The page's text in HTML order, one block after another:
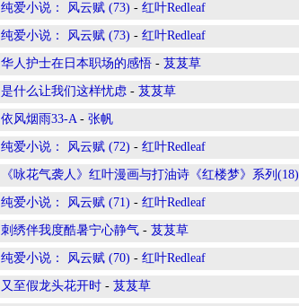
纯爱小说： 风云赋 (73) - 红叶Redleaf
纯爱小说： 风云赋 (73) - 红叶Redleaf
华人护士在日本职场的感悟 - 芨芨草
是什么让我们这样忧虑 - 芨芨草
依风烟雨33-A- 张帆
纯爱小说： 风云赋 (72) - 红叶Redleaf
《咏花气袭人》红叶漫画与打油诗《红楼梦》系列(18)
纯爱小说： 风云赋 (71) - 红叶Redleaf
刺绣伴我度酷暑宁心静气 - 芨芨草
纯爱小说： 风云赋 (70) - 红叶Redleaf
又至假龙头花开时 - 芨芨草